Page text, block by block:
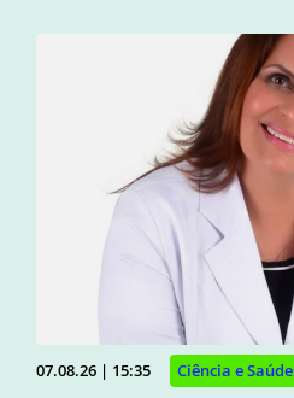
07.08.26 | 15:35 Ciência e Saúde